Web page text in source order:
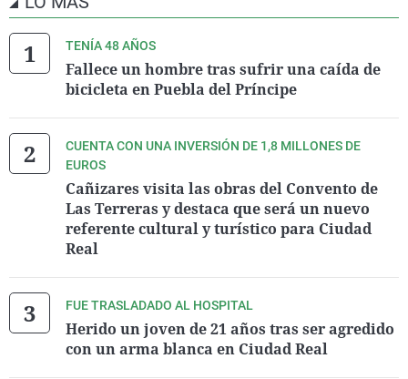
TENÍA 48 AÑOS
Fallece un hombre tras sufrir una caída de
bicicleta en Puebla del Príncipe
CUENTA CON UNA INVERSIÓN DE 1,8 MILLONES DE
EUROS
Cañizares visita las obras del Convento de
Las Terreras y destaca que será un nuevo
referente cultural y turístico para Ciudad
Real
FUE TRASLADADO AL HOSPITAL
Herido un joven de 21 años tras ser agredido
con un arma blanca en Ciudad Real